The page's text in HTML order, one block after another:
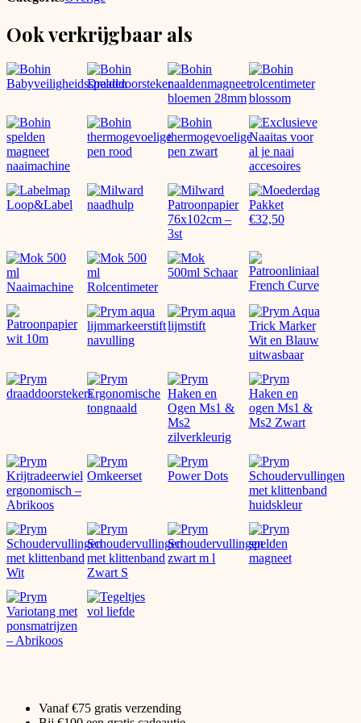
Ook verkrijgbaar als
Vanaf €75 gratis verzending